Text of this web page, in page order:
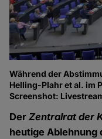
Während der
Helling-Plahr et al. im
Screenshot:
DerZentralrat der
heutige Ablehnung